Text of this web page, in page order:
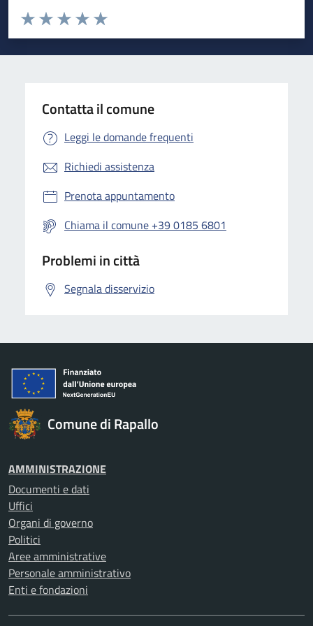
Valuta da 1 a 5 stelle la pagina
Valuta 5 stelle su 5
Valuta 4 stelle su 5
Valuta 3 stelle su 5
Valuta 2 stelle su 5
Valuta 1 stelle su 5
Contatta il comune
Leggi le domande frequenti
Richiedi assistenza
Prenota appuntamento
Chiama il comune +39 0185 6801
Problemi in città
Segnala disservizio
Comune di Rapallo
AMMINISTRAZIONE
Documenti e dati
Uffici
Organi di governo
Politici
Aree amministrative
Personale amministrativo
Enti e fondazioni